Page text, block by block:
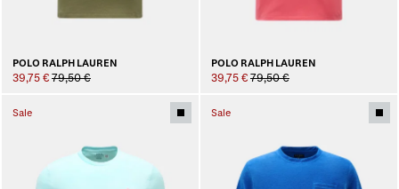
POLO RALPH LAUREN
39,75 € 79,50 €
POLO RALPH LAUREN
39,75 € 79,50 €
Sale Sale